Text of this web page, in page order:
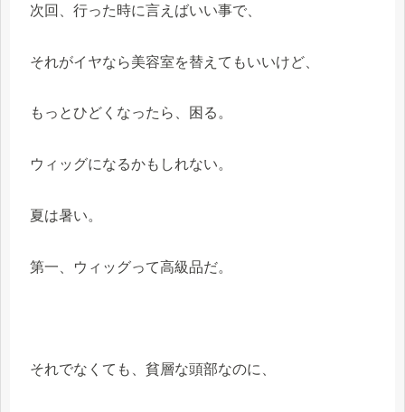
次回、行った時に言えばいい事で、
それがイヤなら美容室を替えてもいいけど、
もっとひどくなったら、困る。
ウィッグになるかもしれない。
夏は暑い。
第一、ウィッグって高級品だ。
それでなくても、貧層な頭部なのに、